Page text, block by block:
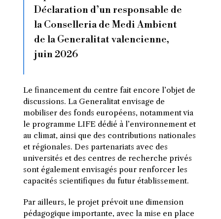
Déclaration d’un responsable de
la Conselleria de Medi Ambient
de la Generalitat valencienne,
juin 2026
Le financement du centre fait encore l’objet de
discussions. La Generalitat envisage de
mobiliser des fonds européens, notamment via
le programme LIFE dédié à l’environnement et
au climat, ainsi que des contributions nationales
et régionales. Des partenariats avec des
universités et des centres de recherche privés
sont également envisagés pour renforcer les
capacités scientifiques du futur établissement.
Par ailleurs, le projet prévoit une dimension
pédagogique importante, avec la mise en place